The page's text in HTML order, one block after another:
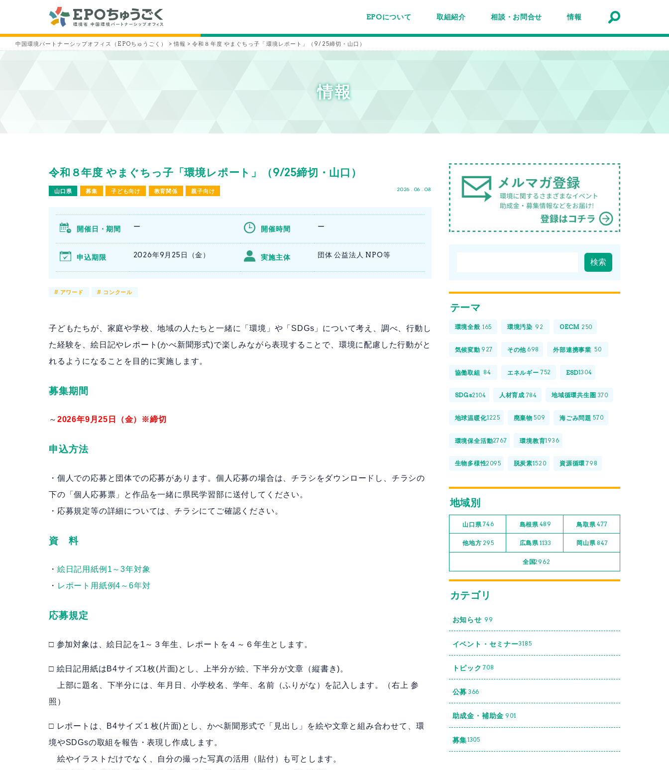
EPOについて
EPOちゅうごくについて
事業内容
スタッフ紹介
施設案内/利用案内
取組紹介 相談・お問合せ 情報
中国環境パートナーシップオフィス（EPOちゅうごく） >情報 >令和８年度 やまぐちっ子「環境レポート」（9/25締切・山口）
情報
令和８年度 やまぐちっ子「環境レポート」（9/25締切・山口）
山口県 募集 子ども向け 教育関係 親子向け 2026 . 06 . 08
開催日・期間 ー 開催時間 ー
申込期限 2026年9月25日（金） 実施主体 団体 公益法人 NPO等
# アワード # コンクール
子どもたちが、家庭や学校、地域の人たちと一緒に「環境」や「SDGs」について考え、調べ、行動し
た経験を、絵日記やレポート(かべ新聞形式)で楽しみながら表現することで、環境に配慮した行動がと
れるようになることを目的に実施します。
募集期間
～ 2026年9月25日（金）※締切
申込方法
・個人での応募と団体での応募があります。個人応募の場合は、チラシをダウンロードし、チラシの
下の「個人応募票」と作品を一緒に県民学習部に送付してください。
・応募規定等の詳細については、チラシにてご確認ください。
資 料
・ 絵日記用紙例1～3年対象
・ レポート用紙例4～6年対
応募規定
□ 参加対象は、絵日記を1～３年生、レポートを４～６年生とします。
□ 絵日記用紙はB4サイズ1枚(片面)とし、上半分が絵、下半分が文章（縦書き)。
上部に題名、下半分には、年月日、小学校名、学年、名前（ふりがな）を記入します。（右上 参
照）
□ レポートは、B4サイズ１枚(片面)とし、かべ新聞形式で「見出し」を絵や文章と組み合わせて、環
境やSDGsの取組を報告・表現し作成します。
絵やイラストだけでなく、自分の撮った写真の活用（貼付）も可とします。
テーマ
環境全般 165 環境汚染 92 OECM 250
気候変動 927 その他 698 外部連携事業 50
協働取組 84 エネルギー 752 ESD1304
SDGs2104 人材育成 784 地域循環共生圏 370
地球温暖化1225 廃棄物 509 海ごみ問題 570
環境保全活動2767 環境教育1936
生物多様性2095 脱炭素1520 資源循環 798
地域別
山口県 746 島根県 489 鳥取県 477
他地方 295 広島県1133 岡山県 847
全国2962
カテゴリ
お知らせ 99
イベント・セミナー3185
トピック 708
公募 366
助成金・補助金 901
募集1305